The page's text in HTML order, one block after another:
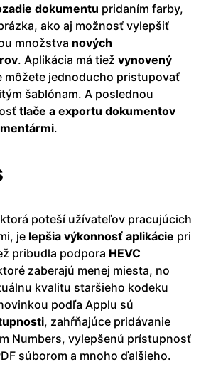
dokumentu pridaním farby,
ako aj možnosť vylepšiť
množstva nových
. Aplikácia má tiež vynovený
môžete jednoducho pristupovať
šablónam. A poslednou
tlače a exportu dokumentov
.
poteší užívateľov pracujúcich
je lepšia výkonnosť aplikácie pri
pribudla podpora HEVC
zaberajú menej miesta, no
kvalitu staršieho kodeku
podľa Applu sú
, zahŕňajúce pridávanie
Numbers, vylepšenú prístupnosť
súborom a mnoho ďalšieho.